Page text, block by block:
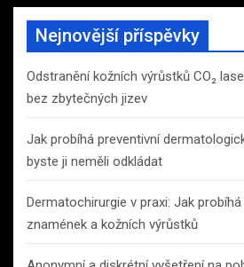
Nejnovější příspěvky
Odstranění kožních výrůstků CO₂
bez zbytečných jizev
Jak probíhá preventivní
byste ji neměli odkládat
Dermatochirurgie v praxi: Jak
znamének a kožních výrůstků